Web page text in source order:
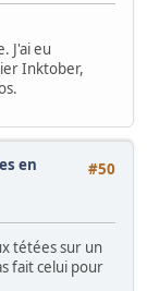
J'ai eu
Inktober,
#50
en
tétées sur un
fait celui pour